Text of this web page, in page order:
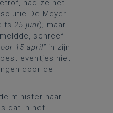
had ze het
De Meyer
25 juni); maar
schreef
15 april” in zijn
eventjes niet
door de
minister naar
dat in het